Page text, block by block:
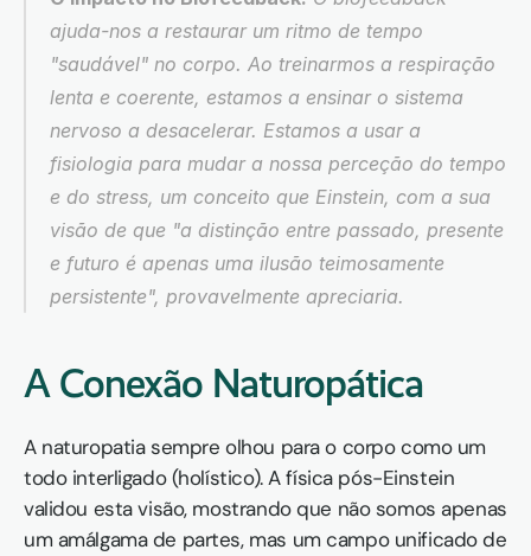
ajuda-nos a restaurar um ritmo de tempo
"saudável" no corpo. Ao treinarmos a respiração
lenta e coerente, estamos a ensinar o sistema
nervoso a desacelerar. Estamos a usar a
fisiologia para mudar a nossa perceção do tempo
e do stress, um conceito que Einstein, com a sua
visão de que "a distinção entre passado, presente
e futuro é apenas uma ilusão teimosamente
persistente", provavelmente apreciaria.
A Conexão Naturopática
A naturopatia sempre olhou para o corpo como um
todo interligado (holístico). A física pós-Einstein
validou esta visão, mostrando que não somos apenas
um amálgama de partes, mas um campo unificado de